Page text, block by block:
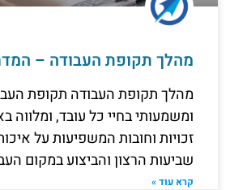
מהלך תקופת העבודה –
מהלך תקופת העבודה תקופת
ומשמעותי בחיי כל עובד, ומלווה
זכויות וחובות המשפיעות על
שביעות הרצון והביצוע במקום
קרא עוד »